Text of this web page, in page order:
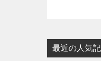
最近の人気